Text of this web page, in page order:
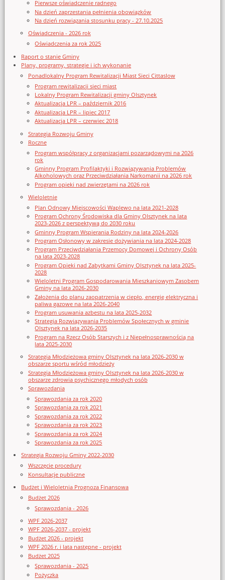
Pierwsze oświadczenie radnego
Na dzień zaprzestania pełnienia obowiązków
Na dzień rozwiązania stosunku pracy - 27.10.2025
Oświadczenia - 2026 rok
Oświadczenia za rok 2025
Raport o stanie Gminy
Plany, programy, strategie i ich wykonanie
Ponadlokalny Program Rewitalizacji Miast Sieci Cittaslow
Program rewitalizacji sieci miast
Lokalny Program Rewitalizacji gminy Olsztynek
Aktualizacja LPR – październik 2016
Aktualizacja LPR – lipiec 2017
Aktualizacja LPR – czerwiec 2018
Strategia Rozwoju Gminy
Roczne
Program współpracy z organizacjami pozarządowymi na 2026
rok
Gminny Program Profilaktyki i Rozwiązywania Problemów
Alkoholowych oraz Przeciwdziałania Narkomanii na 2026 rok
Program opieki nad zwierzętami na 2026 rok
Wieloletnie
Plan Odnowy Miejscowości Waplewo na lata 2021-2028
Program Ochrony Środowiska dla Gminy Olsztynek na lata
2023-2026 z perspektywą do 2030 roku
Gminny Program Wspierania Rodziny na lata 2024-2026
Program Osłonowy w zakresie dożywiania na lata 2024-2028
Program Przeciwdziałania Przemocy Domowej i Ochrony Osób
na lata 2023-2028
Program Opieki nad Zabytkami Gminy Olsztynek na lata 2025-
2028
Wieloletni Program Gospodarowania Mieszkaniowym Zasobem
Gminy na lata 2026-2030
Założenia do planu zaopatrzenia w ciepło, energię elektryczna i
paliwa gazowe na lata 2026-2040
Program usuwania azbestu na lata 2025-2032
Strategia Rozwiązywania Problemów Społecznych w gminie
Olsztynek na lata 2026-2035
Program na Rzecz Osób Starszych i z Niepełnosprawnością na
lata 2025-2030
Strategia Młodzieżowa gminy Olsztynek na lata 2026-2030 w
obszarze sportu wśród młodzieży
Strategia Młodzieżowa gminy Olsztynek na lata 2026-2030 w
obszarze zdrowia psychicznego młodych osób
Sprawozdania
Sprawozdania za rok 2020
Sprawozdania za rok 2021
Sprawozdania za rok 2022
Sprawozdania za rok 2023
Sprawozdania za rok 2024
Sprawozdania za rok 2025
Strategia Rozwoju Gminy 2022-2030
Wszczęcie procedury
Konsultacje publiczne
Budżet i Wieloletnia Prognoza Finansowa
Budżet 2026
Sprawozdania - 2026
WPF 2026-2037
WPF 2026-2037 - projekt
Budżet 2026 - projekt
WPF 2026 r. i lata następne - projekt
Budżet 2025
Sprawozdania - 2025
Pożyczka